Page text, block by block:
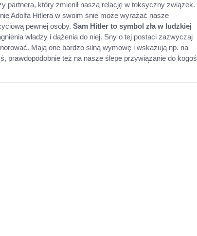
partnera, który zmienił naszą relację w toksyczny związek.
Adolfa Hitlera w swoim śnie może wyrażać nasze
pewnej osoby. Sam Hitler to symbol zła w ludzkiej
władzy i dążenia do niej. Sny o tej postaci zazwyczaj
Mają one bardzo silną wymowę i wskazują np. na
prawdopodobnie też na nasze ślepe przywiązanie do kogoś